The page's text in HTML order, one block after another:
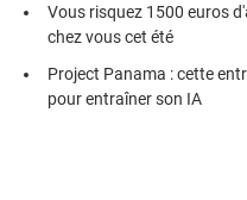
Vous risquez 1500 euros
chez vous cet été
Project Panama : cette
pour entraîner son IA